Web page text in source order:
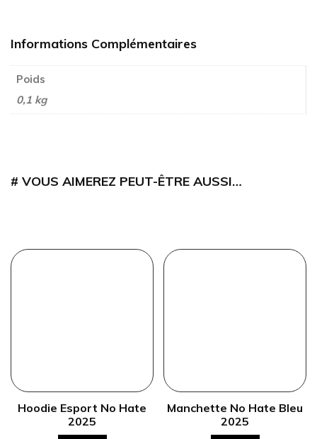
Informations Complémentaires
Poids
0,1 kg
VOUS AIMEREZ PEUT-ÊTRE AUSSI…
Hoodie Esport No Hate
2025
Manchette No Hate Bleu
2025